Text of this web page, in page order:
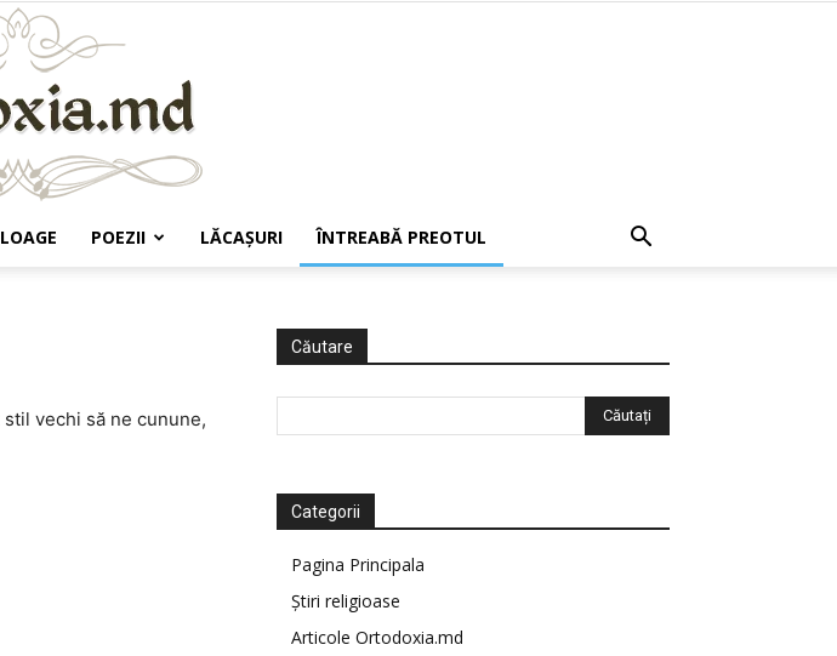
POEZII LĂCAŞURI ÎNTREABĂ PREOTUL
vechi să ne cunune,
Căutare
Categorii
Pagina Principala
Știri religioase
Articole Ortodoxia.md